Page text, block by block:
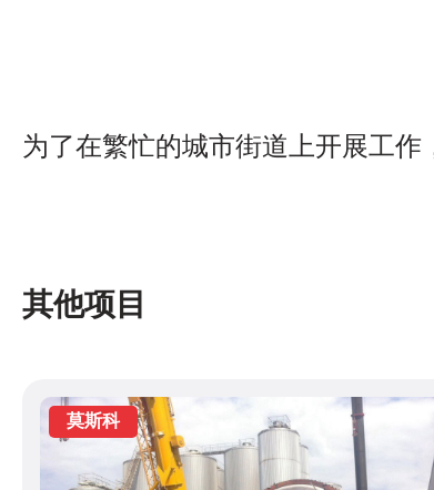
为了在繁忙的城市街道上开展工
其他项目